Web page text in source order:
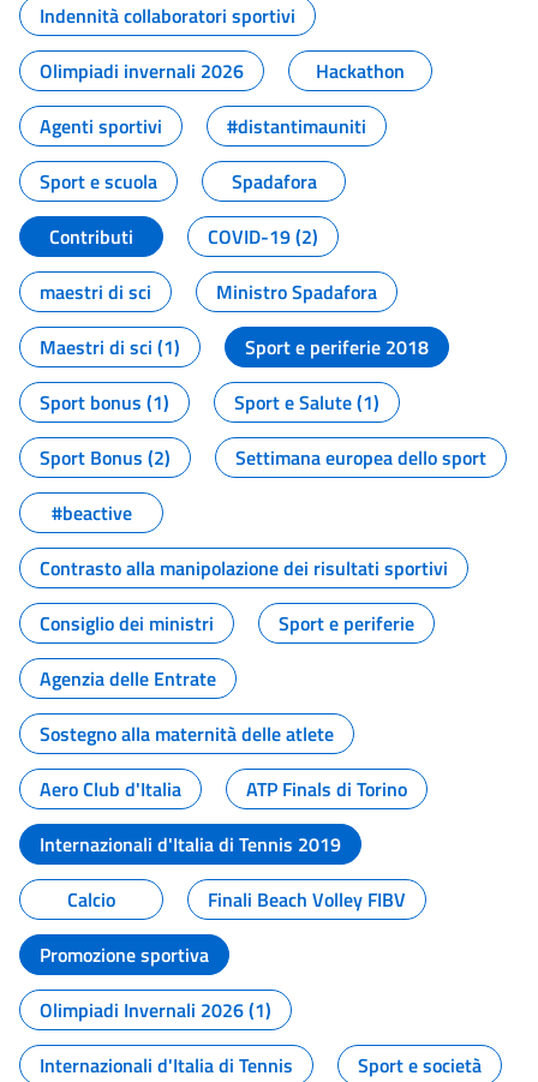
Indennità collaboratori sportivi
Olimpiadi invernali 2026
Hackathon
Agenti sportivi
#distantimauniti
Sport e scuola
Spadafora
Contributi
COVID-19 (2)
maestri di sci
Ministro Spadafora
Maestri di sci (1)
Sport e periferie 2018
Sport bonus (1)
Sport e Salute (1)
Sport Bonus (2)
Settimana europea dello sport
#beactive
Contrasto alla manipolazione dei risultati sportivi
Consiglio dei ministri
Sport e periferie
Agenzia delle Entrate
Sostegno alla maternità delle atlete
Aero Club d'Italia
ATP Finals di Torino
Internazionali d'Italia di Tennis 2019
Calcio
Finali Beach Volley FIBV
Promozione sportiva
Olimpiadi Invernali 2026 (1)
Internazionali d'Italia di Tennis
Sport e società